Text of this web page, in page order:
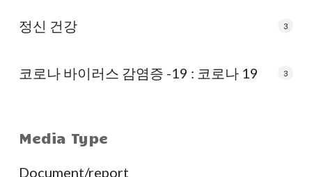
정신 건강 3
코로나 바이러스 감염증 -19 : 코로나 19 3
Media Type
Document/report